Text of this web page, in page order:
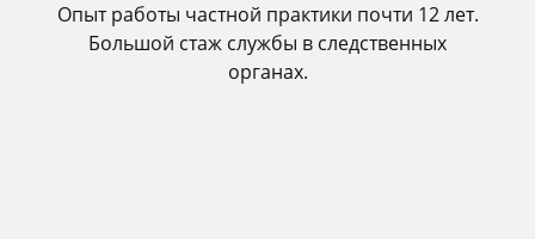
Опыт работы частной практики почти 12 лет.
Большой стаж службы в следственных
органах.